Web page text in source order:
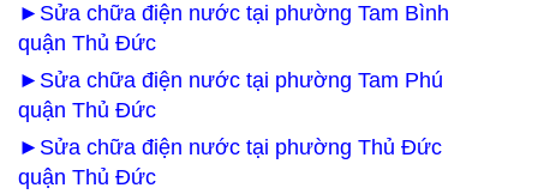
►Sửa chữa điện nước tại phường Tam Bình
quận Thủ Đức
►Sửa chữa điện nước tại phường Tam Phú
quận Thủ Đức
►Sửa chữa điện nước tại phường Thủ Đức
quận Thủ Đức